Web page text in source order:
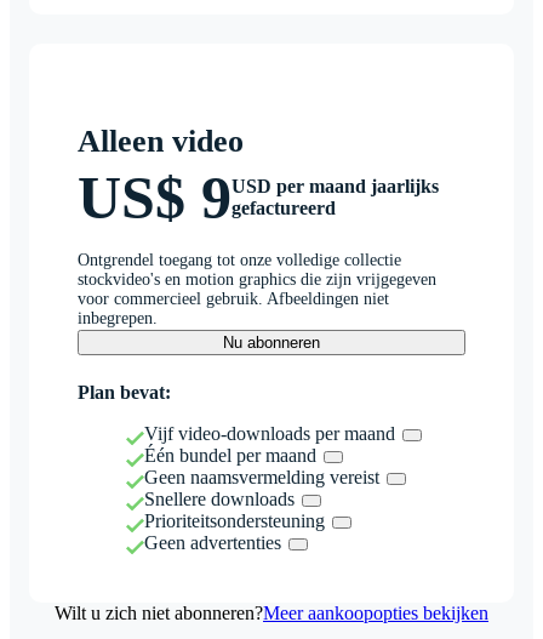
Alleen video
US$ 9USD per maand jaarlijks
gefactureerd
Ontgrendel toegang tot onze volledige collectie
stockvideo's en motion graphics die zijn vrijgegeven
voor commercieel gebruik. Afbeeldingen niet
inbegrepen.
Nu abonneren
Plan bevat:
Vijf video-downloads per maand
Één bundel per maand
Geen naamsvermelding vereist
Snellere downloads
Prioriteitsondersteuning
Geen advertenties
Wilt u zich niet abonneren?Meer aankoopopties bekijken